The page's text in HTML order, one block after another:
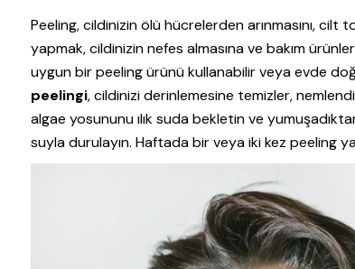
Peeling, cildinizin ölü hücrelerden arınmasını,
yapmak, cildinizin nefes almasına ve bakım
uygun bir peeling ürünü kullanabilir veya evde
peelingi, cildinizi derinlemesine temizler,
algae yosununu ılık suda bekletin ve
suyla durulayın. Haftada bir veya iki kez peeling